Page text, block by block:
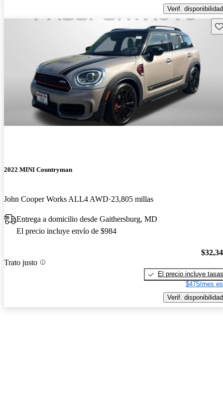
Verif. disponibilidad
2022 MINI Countryman
John Cooper Works ALL4 AWD 23,805 millas
Entrega a domicilio desde Gaithersburg, MD
El precio incluye envío de $984
Trato justo
El precio incluye tasas
$475/mes
Verif. disponibilidad